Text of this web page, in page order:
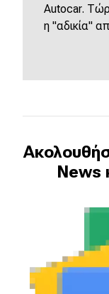
Autocar.
η "αδικία"
News